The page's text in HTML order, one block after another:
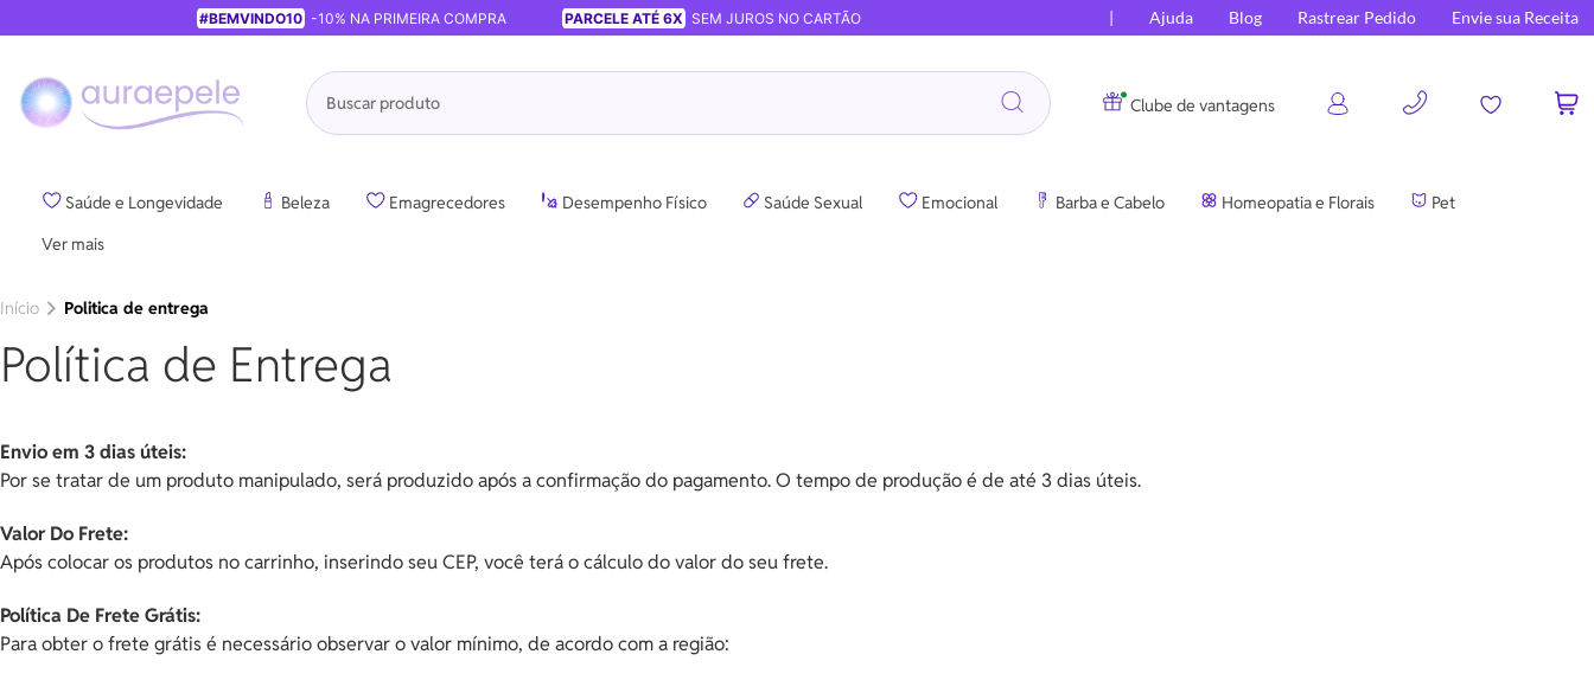
#BEMVINDO10 -10% NA PRIMEIRA COMPRA PARCELE ATÉ 6X SEM JUROS NO CARTÃO Ajuda Blog Rastrear Pedido Envie sua Receita
Pesquisa
Clube de vantagens
0
Saúde e Longevidade Beleza Emagrecedores Desempenho Físico Saúde Sexual Emocional Barba e Cabelo Homeopatia e Florais
Pet
Ver mais
Início Politica de entrega
Política de Entrega
Envio em 3 dias úteis:
Por se tratar de um produto manipulado, será produzido após a confirmação do pagamento. O tempo de produção é de até 3 dias úteis.
Valor Do Frete:
Após colocar os produtos no carrinho, inserindo seu CEP, você terá o cálculo do valor do seu frete.
Política De Frete Grátis:
Para obter o frete grátis é necessário observar o valor mínimo, de acordo com a região: